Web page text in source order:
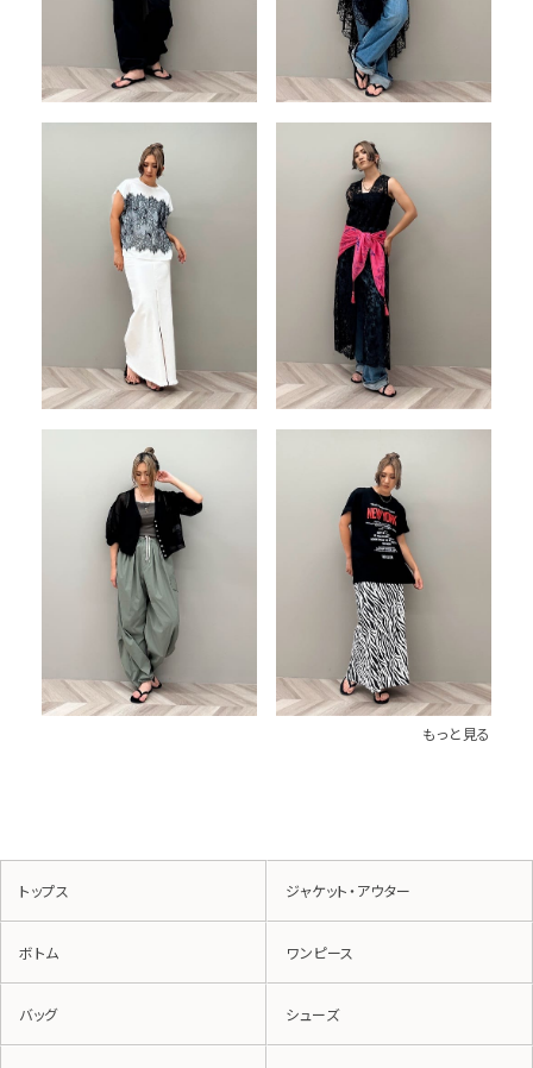
もっと見る
トップス ジャケット・アウター
ボトム ワンピース
バッグ シューズ